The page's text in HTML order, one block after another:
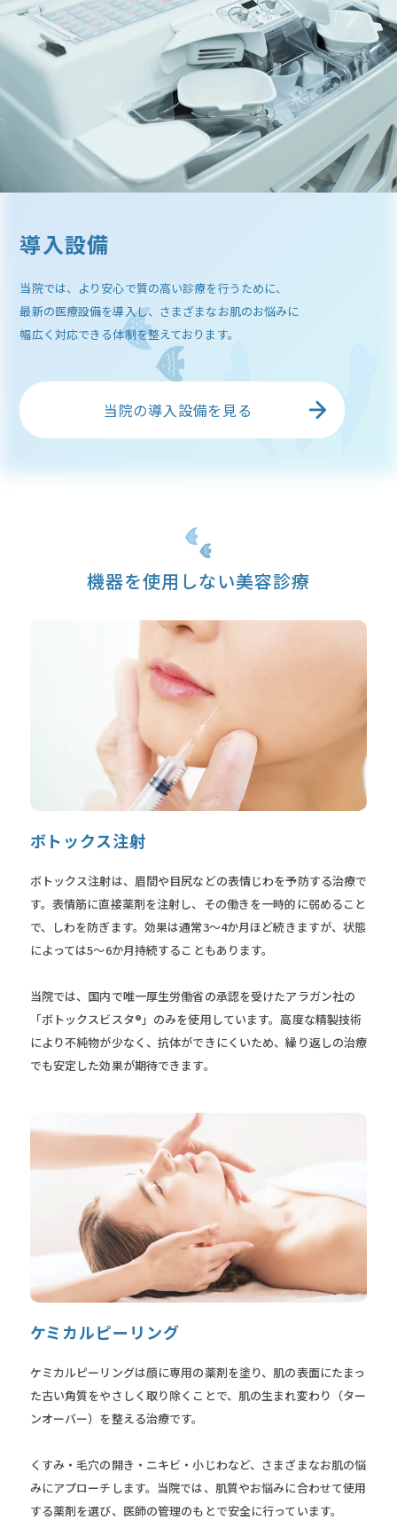
導入設備
当院では、より安心で質の高い診療を行うために、
最新の医療設備を導入し、さまざまなお肌のお悩みに
幅広く対応できる体制を整えております。
当院の導入設備を見る
機器を使用しない美容診療
ボトックス注射
ボトックス注射は、眉間や目尻などの表情じわを予防する治療で
す。表情筋に直接薬剤を注射し、その働きを一時的に弱めること
で、しわを防ぎます。効果は通常3〜4か月ほど続きますが、状態
によっては5〜6か月持続することもあります。
当院では、国内で唯一厚生労働省の承認を受けたアラガン社の
「ボトックスビスタ®」のみを使用しています。高度な精製技術
により不純物が少なく、抗体ができにくいため、繰り返しの治療
でも安定した効果が期待できます。
ケミカルピーリング
ケミカルピーリングは顔に専用の薬剤を塗り、肌の表面にたまっ
た古い角質をやさしく取り除くことで、肌の生まれ変わり（ター
ンオーバー）を整える治療です。
くすみ・毛穴の開き・ニキビ・小じわなど、さまざまなお肌の悩
みにアプローチします。当院では、肌質やお悩みに合わせて使用
する薬剤を選び、医師の管理のもとで安全に行っています。